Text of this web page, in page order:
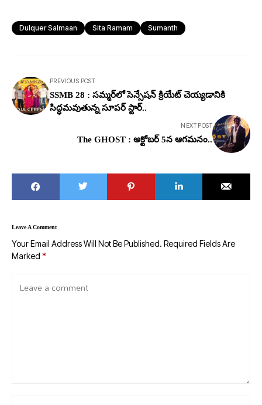
Dulquer Salmaan Sita Ramam Sumanth
PREVIOUS POST
SSMB 28 : సమ్మర్‌లో సెన్సేషన్ క్రియేట్ చెయ్యడానికి
సిద్ధమవుతున్న సూపర్ స్టార్..
NEXT POST
The GHOST : అక్టోబర్ 5న ఆగమనం..
Leave A Comment
Your Email Address Will Not Be Published. Required Fields Are
Marked *